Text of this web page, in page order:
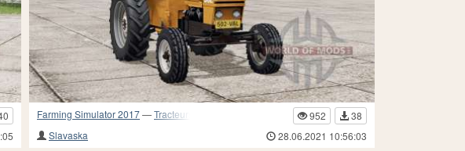
Farming Simulator 2017—Tracteurs 952
38
Slavaska
28.06.2021 10:56:03